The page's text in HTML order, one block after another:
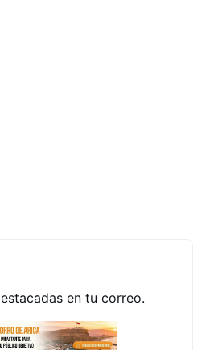
en tu correo.